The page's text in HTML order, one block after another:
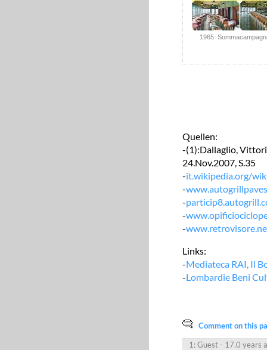
1965:
Quellen:
-(1):Dallaglio,
24.Nov.2007, S.35
-it.wikipedia.org/
-
-
-
-
Links:
-Mediateca RAI, Il
-Lombardie Beni
Comment on this
1: Guest- 17.0 years